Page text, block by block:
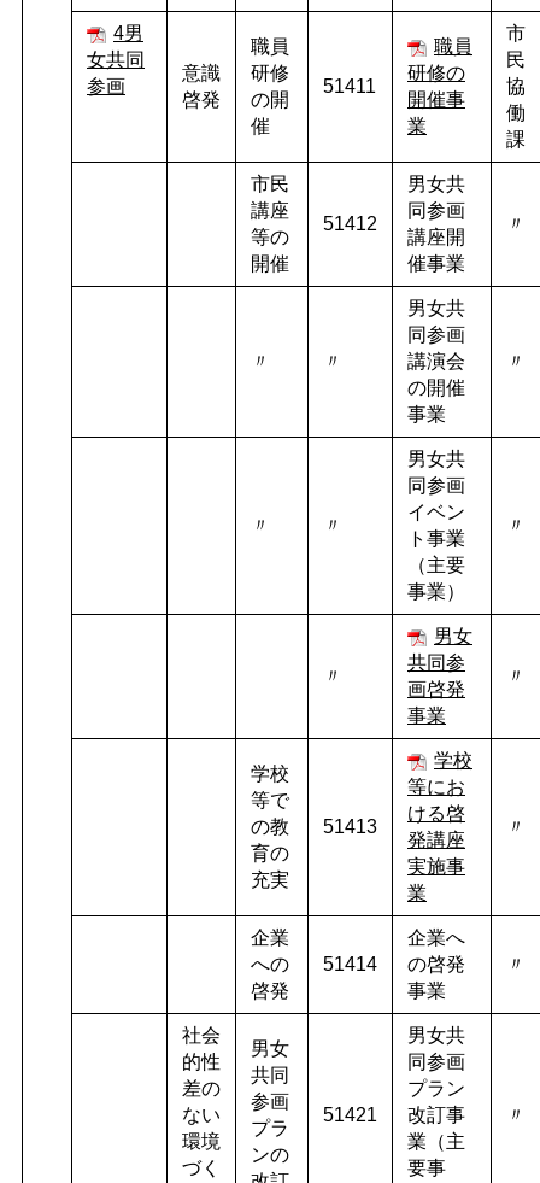
4男
女共同
参画
意識
啓発
職員
研修
の開
催
51411
職員
研修の
開催事
業
市
民
協
働
課
市民
講座
等の
開催
51412
男女共
同参画
講座開
催事業
〃
〃 〃
男女共
同参画
講演会
の開催
事業
〃
〃 〃
男女共
同参画
イベン
ト事業
（主要
事業）
〃
〃
男女
共同参
画啓発
事業
〃
学校
等で
の教
育の
充実
51413
学校
等にお
ける啓
発講座
実施事
業
〃
企業
への
啓発
51414
企業へ
の啓発
事業
〃
社会
的性
差の
ない
環境
づく
男女
共同
参画
プラ
ンの
51421
男女共
同参画
プラン
改訂事
業（主
要事
〃